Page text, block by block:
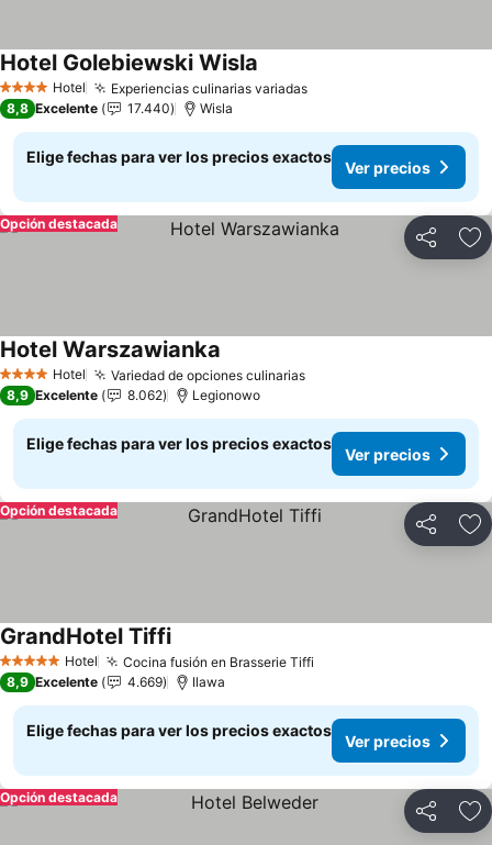
4 EstrellasHotel Experiencias culinarias variadasVer precios
Hotel Golebiewski Wisla
8,8 Excelente 17.440 Wisla
Elige fechas para ver los precios exactos
Ver precios
Compartir
Opción destacada
4 EstrellasHotel Variedad de opciones culinariasVer precios
Hotel Warszawianka
8,9 Excelente 8.062 Legionowo
Elige fechas para ver los precios exactos
Ver precios
Compartir
Opción destacada
5 Estrellas Hotel Cocina fusión en Brasserie Tiffi
GrandHotel TiffiVer precios
8,9 Excelente 4.669 Ilawa
Elige fechas para ver los precios exactos
Ver precios
Compartir
Opción destacada